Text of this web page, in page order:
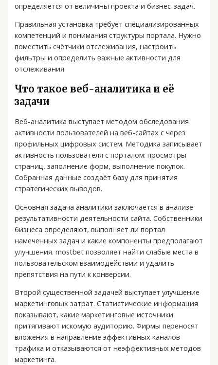
определяется от величины проекта и бизнес-задач.
Правильная установка требует специализированных
компетенций и понимания структуры портала. Нужно
поместить счётчики отслеживания, настроить
фильтры и определить важные активности для
отслеживания.
Что такое веб-аналитика и её
задачи
Веб-аналитика выступает методом обследования
активности пользователей на веб-сайтах с через
профильных цифровых систем. Методика записывает
активность пользователя с порталом: просмотры
страниц, заполнение форм, выполнение покупок.
Собранная данные создаёт базу для принятия
стратегических выводов.
Основная задача аналитики заключается в анализе
результативности деятельности сайта. Собственники
бизнеса определяют, выполняет ли портал
намеченных задач и какие компоненты предполагают
улучшения. mostbet позволяет найти слабые места в
пользовательском взаимодействии и удалить
препятствия на пути к конверсии.
Второй существенной задачей выступает улучшение
маркетинговых затрат. Статистические информация
показывают, какие маркетинговые источники
притягивают искомую аудиторию. Фирмы переносят
вложения в направление эффективных каналов
трафика и отказываются от неэффективных методов
маркетинга.